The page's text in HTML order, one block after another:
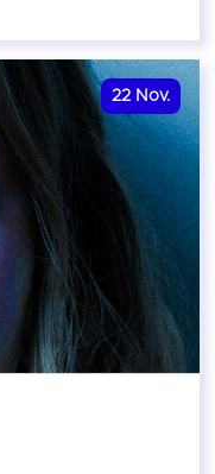
22 Nov.